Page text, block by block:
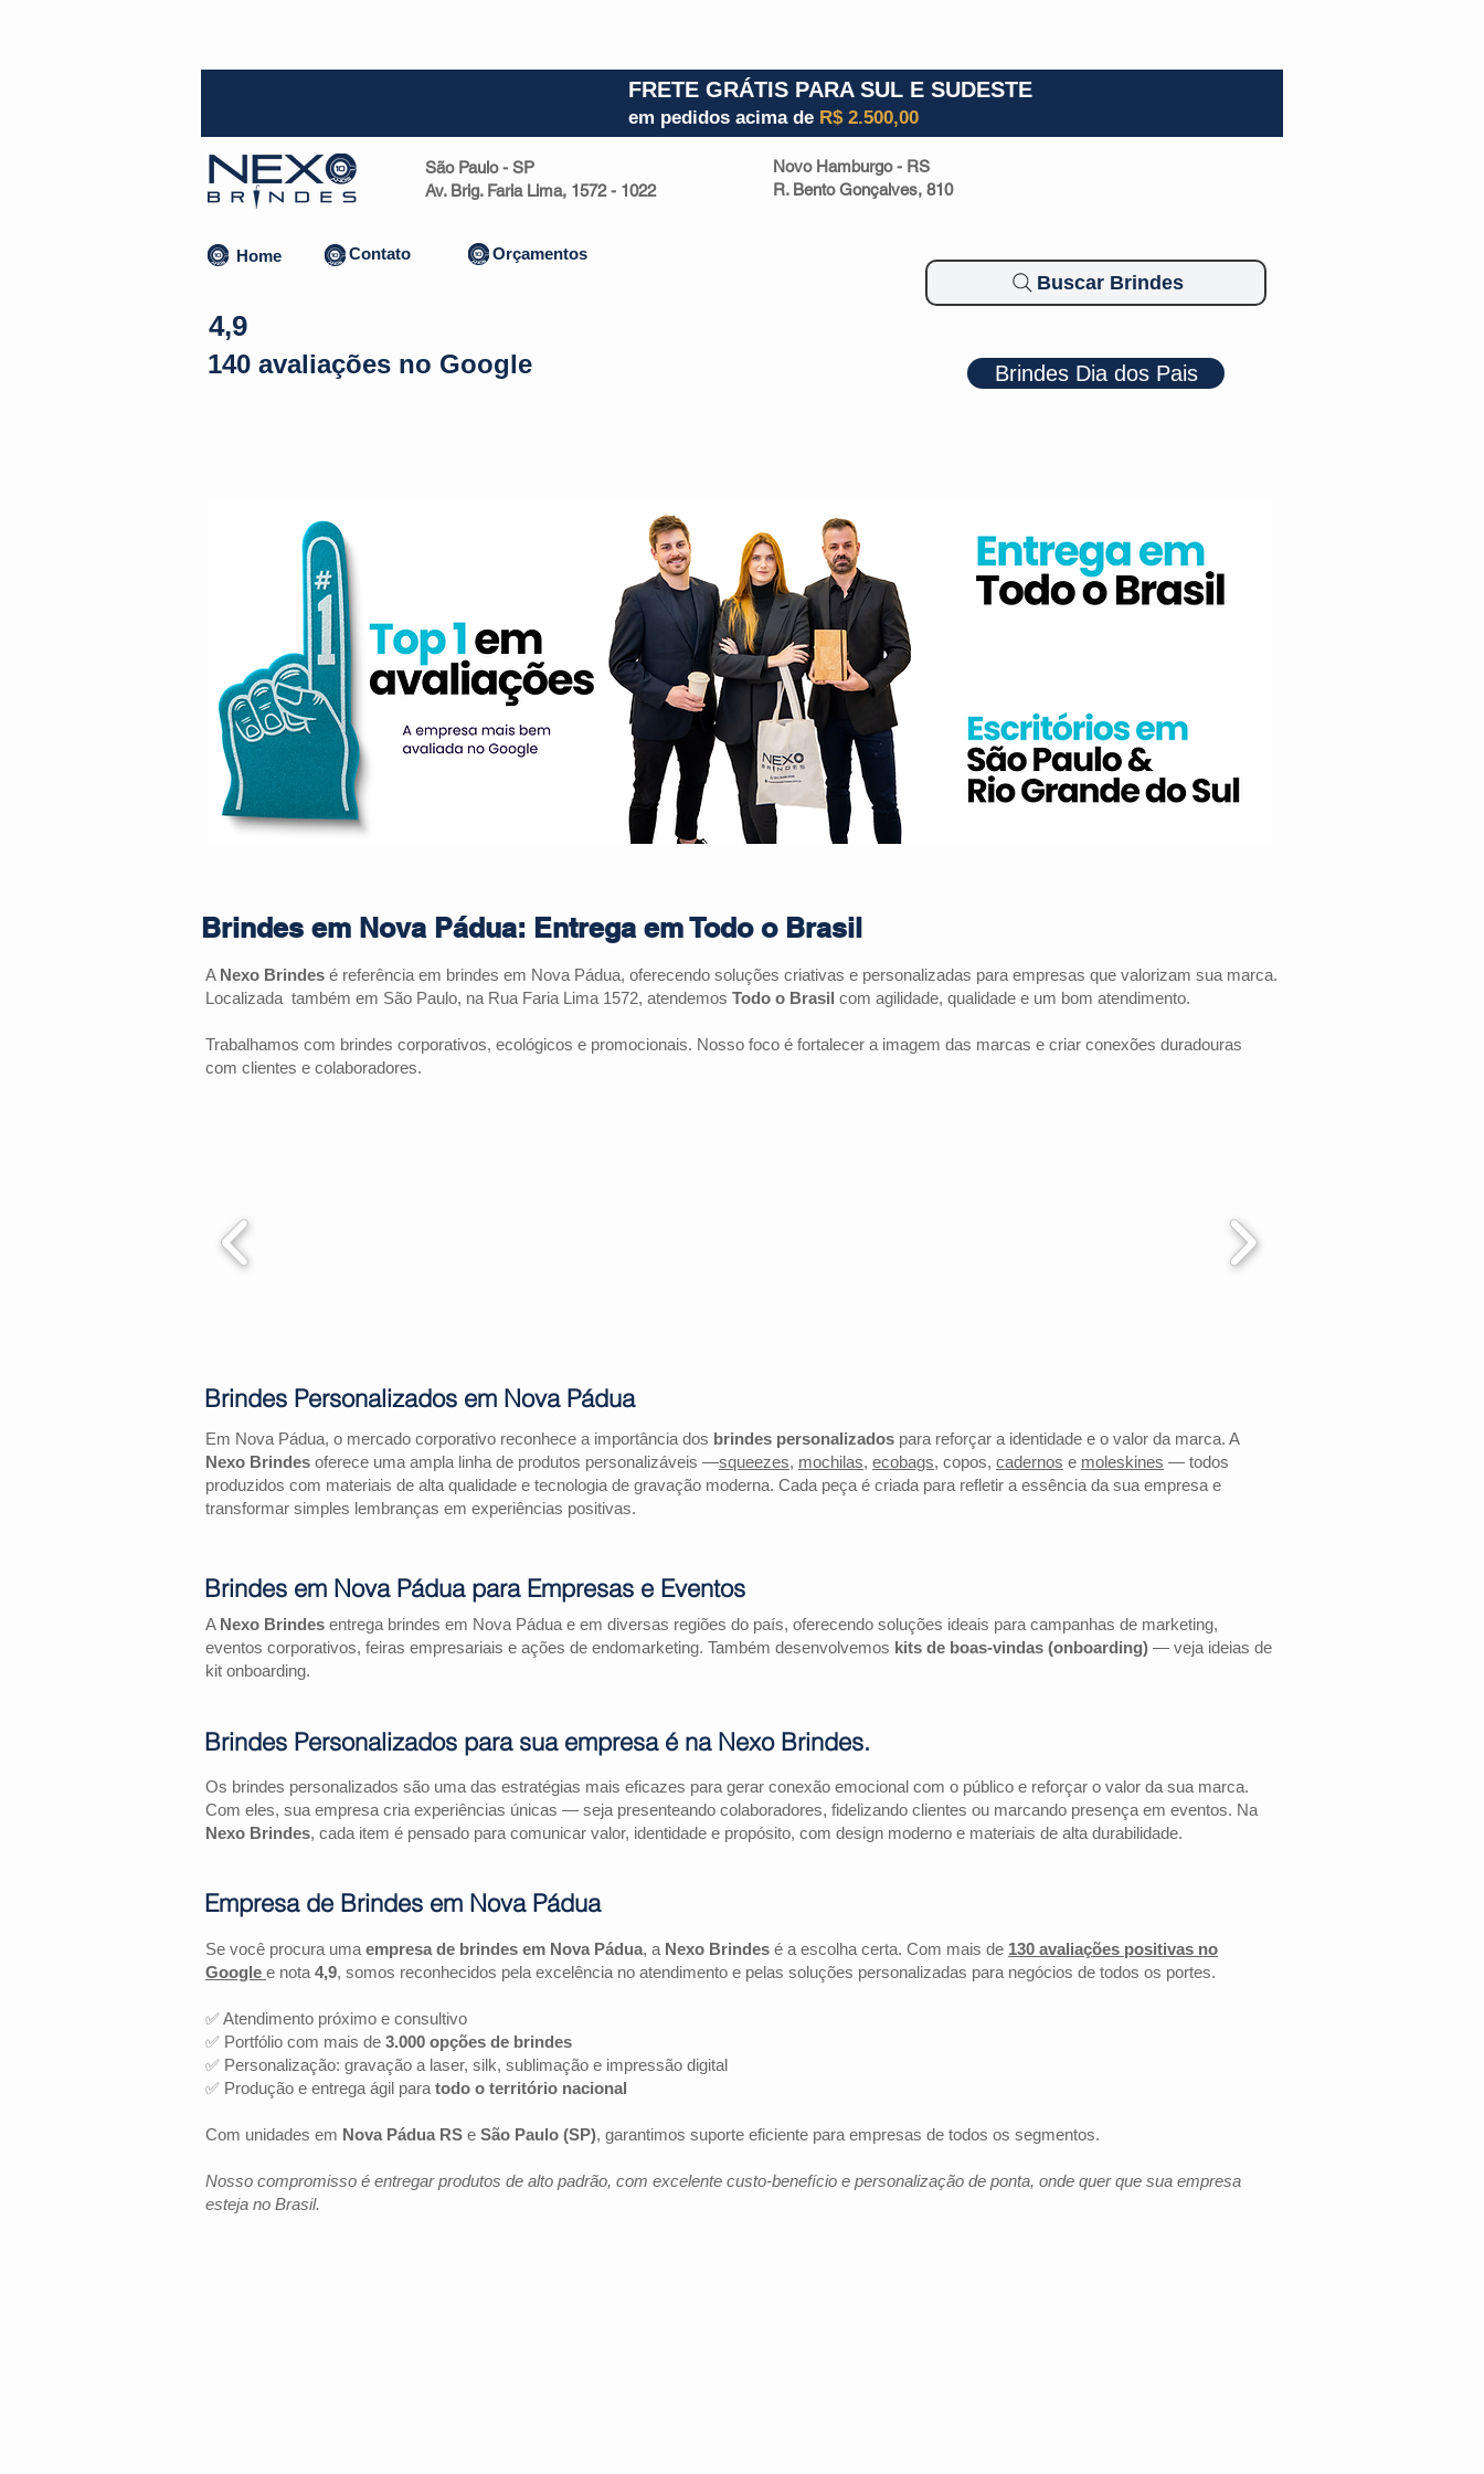
FRETE GRÁTIS PARA SUL E SUDESTE
em pedidos acima de R$ 2.500,00
São Paulo - SP
Av. Brig. Faria Lima, 1572 - 1022
Novo Hamburgo - RS
R. Bento Gonçalves, 810
Home Contato Orçamentos
4,9
140 avaliações no Google
Buscar Brindes
Brindes Dia dos Pais
Brindes em Nova Pádua: Entrega em Todo o Brasil
A Nexo Brindes é referência em brindes em Nova Pádua, oferecendo soluções criativas e personalizadas para empresas que valorizam sua marca.
Localizada também em São Paulo, na Rua Faria Lima 1572, atendemos Todo o Brasil com agilidade, qualidade e um bom atendimento.
Trabalhamos com brindes corporativos, ecológicos e promocionais. Nosso foco é fortalecer a imagem das marcas e criar conexões duradouras
com clientes e colaboradores.
Em Nova Pádua, o mercado corporativo reconhece a importância dos brindes personalizados para reforçar a identidade e o valor da marca. A
Nexo Brindes oferece uma ampla linha de produtos personalizáveis —squeezes, mochilas, ecobags, copos, cadernos e moleskines — todos
produzidos com materiais de alta qualidade e tecnologia de gravação moderna. Cada peça é criada para refletir a essência da sua empresa e
transformar simples lembranças em experiências positivas.
A Nexo Brindes entrega brindes em Nova Pádua e em diversas regiões do país, oferecendo soluções ideais para campanhas de marketing,
eventos corporativos, feiras empresariais e ações de endomarketing. Também desenvolvemos kits de boas-vindas (onboarding) — veja ideias de
kit onboarding.
Os brindes personalizados são uma das estratégias mais eficazes para gerar conexão emocional com o público e reforçar o valor da sua marca.
Com eles, sua empresa cria experiências únicas — seja presenteando colaboradores, fidelizando clientes ou marcando presença em eventos. Na
Nexo Brindes, cada item é pensado para comunicar valor, identidade e propósito, com design moderno e materiais de alta durabilidade.
Se você procura uma empresa de brindes em Nova Pádua, a Nexo Brindes é a escolha certa. Com mais de 130 avaliações positivas no
Google e nota 4,9, somos reconhecidos pela excelência no atendimento e pelas soluções personalizadas para negócios de todos os portes.
✅ Atendimento próximo e consultivo
✅ Portfólio com mais de 3.000 opções de brindes
✅ Personalização: gravação a laser, silk, sublimação e impressão digital
✅ Produção e entrega ágil para todo o território nacional
Com unidades em Nova Pádua RS e São Paulo (SP), garantimos suporte eficiente para empresas de todos os segmentos.
Nosso compromisso é entregar produtos de alto padrão, com excelente custo-benefício e personalização de ponta, onde quer que sua empresa
esteja no Brasil.
Brindes Personalizados em Nova Pádua
Brindes em Nova Pádua para Empresas e Eventos
Brindes Personalizados para sua empresa é na Nexo Brindes.
Empresa de Brindes em Nova Pádua